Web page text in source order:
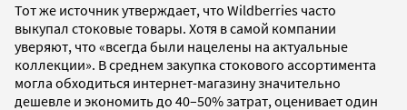
Тот же источник утверждает, что Wildberries часто
выкупал стоковые товары. Хотя в самой компании
уверяют, что «всегда были нацелены на актуальные
коллекции». В среднем закупка стокового ассортимента
могла обходиться интернет-магазину значительно
дешевле и экономить до 40–50% затрат, оценивает один